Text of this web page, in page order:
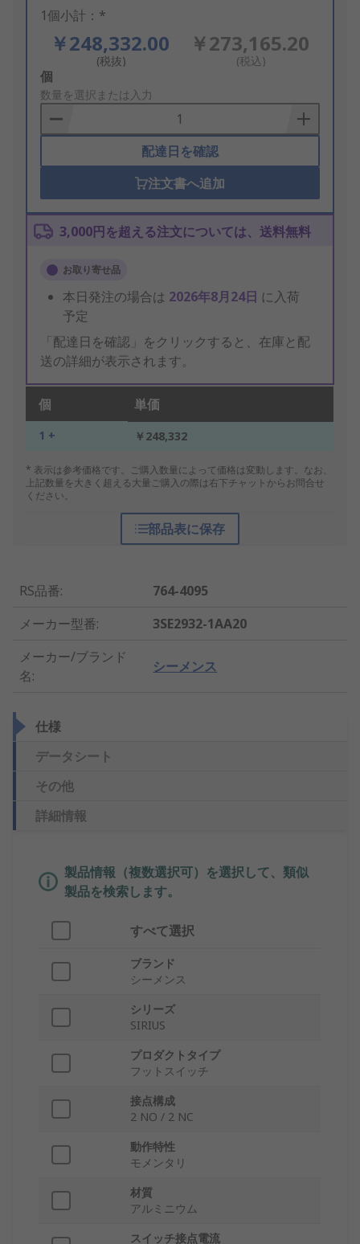
1個小計：*
￥248,332.00
(税抜)
￥273,165.20
(税込)
Add
to
Basket
個
数量を選択または入力
配達日を確認
注文書へ追加
3,000円を超える注文については、送料無料
お取り寄せ品
本日発注の場合は 2026年8月24日 に入荷
予定
「配達日を確認」をクリックすると、在庫と配
送の詳細が表示されます。
個 単価
1 + ￥248,332
* 表示は参考価格です。ご購入数量によって価格は変動します。なお、
上記数量を大きく超える大量ご購入の際は右下チャットからお問合せ
ください。
部品表に保存
RS品番:
764-4095
メーカー型番:
3SE2932-1AA20
メーカー/ブランド
名:
シーメンス
仕様
データシート
その他
詳細情報
製品情報（複数選択可）を選択して、類似
製品を検索します。
すべて選択
ブランド
シーメンス
シリーズ
SIRIUS
プロダクトタイプ
フットスイッチ
接点構成
2 NO / 2 NC
動作特性
モメンタリ
材質
アルミニウム
スイッチ接点電流